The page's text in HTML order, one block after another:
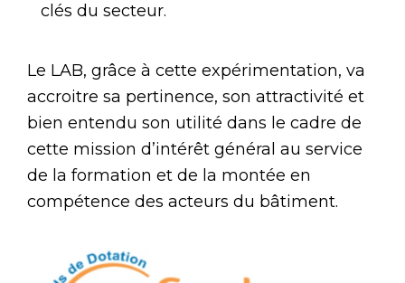
clés du secteur.
Le LAB, grâce à cette expérimentation, va
accroitre sa pertinence, son attractivité et
bien entendu son utilité dans le cadre de
cette mission d’intérêt général au service
de la formation et de la montée en
compétence des acteurs du bâtiment.